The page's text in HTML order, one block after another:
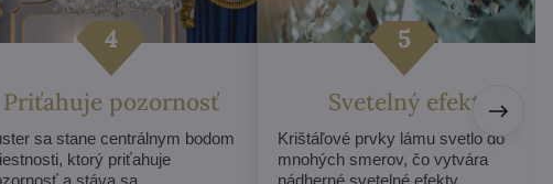
Priťahuje pozornosť
sa stane centrálnym bodom
ktorý priťahuje
a stáva sa
Svetelný efekt
Krištáľové prvky lámu svetlo do
mnohých smerov, čo vytvára
nádherné svetelné efekty.